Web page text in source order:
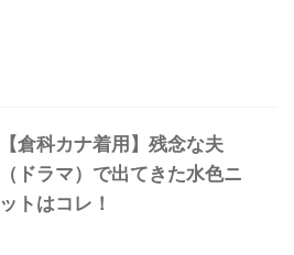
【倉科カナ着用】残念な夫
（ドラマ）で出てきた水色ニ
ットはコレ！